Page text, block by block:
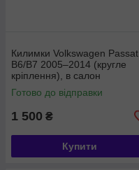
Килимки Volkswagen Passat
B6/B7 2005–2014 (кругле
кріплення), в салон
текстильні, 4 шт., AZ AUTO
Чехія (720567)
Готово до відправки
1 500 ₴
Купити